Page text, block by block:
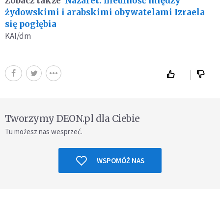
żydowskimi i arabskimi obywatelami Izraela
się pogłębia
KAI/dm
Tworzymy DEON.pl dla Ciebie
Tu możesz nas wesprzeć.
WSPOMÓŻ NAS